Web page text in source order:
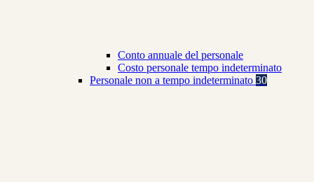
Conto annuale del personale
Costo personale tempo indeterminato
Personale non a tempo indeterminato 30